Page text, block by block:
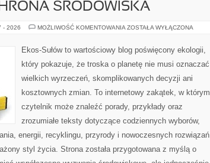
ŚRODOWISKA
- 2026 MOŻLIWOŚĆ KOMENTOWANIA PRZYRODA
ŚRODOWISKA
ZOSTAŁA WYŁĄCZONA
Ekos-Sułów to wartościowy blog poświęcony ekologii,
który pokazuje, że troska o planetę nie musi oznaczać
wielkich wyrzeczeń, skomplikowanych decyzji ani
kosztownych zmian. To internetowy zakątek, w którym
czytelnik może znaleźć porady, przykłady oraz
zrozumiałe teksty dotyczące codziennych wyborów,
energii, recyklingu, przyrody i nowoczesnych rozwiązań
styl życia. Strona została przygotowana z myślą o